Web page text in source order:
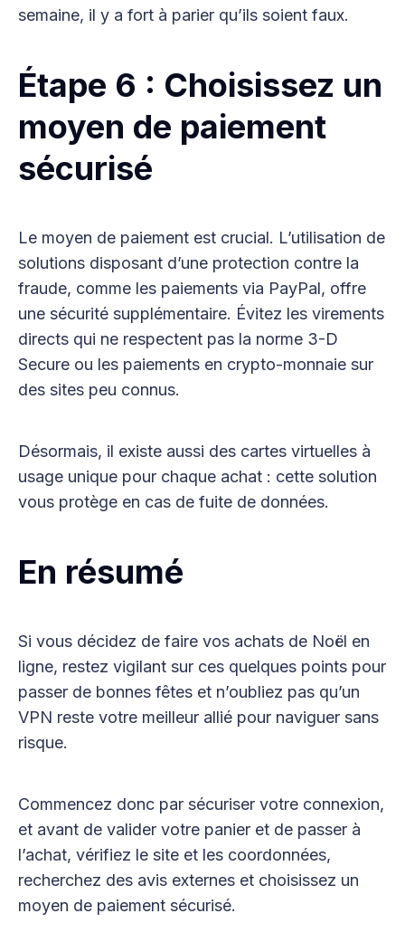
semaine, il y a fort à parier qu’ils soient faux.
Étape 6 : Choisissez un
moyen de paiement
sécurisé
Le moyen de paiement est crucial. L’utilisation de
solutions disposant d’une protection contre la
fraude, comme les paiements via PayPal, offre
une sécurité supplémentaire. Évitez les virements
directs qui ne respectent pas la norme 3-D
Secure ou les paiements en crypto-monnaie sur
des sites peu connus.
Désormais, il existe aussi des cartes virtuelles à
usage unique pour chaque achat : cette solution
vous protège en cas de fuite de données.
En résumé
Si vous décidez de faire vos achats de Noël en
ligne, restez vigilant sur ces quelques points pour
passer de bonnes fêtes et n’oubliez pas qu’un
VPN reste votre meilleur allié pour naviguer sans
risque.
Commencez donc par sécuriser votre connexion,
et avant de valider votre panier et de passer à
l’achat, vérifiez le site et les coordonnées,
recherchez des avis externes et choisissez un
moyen de paiement sécurisé.